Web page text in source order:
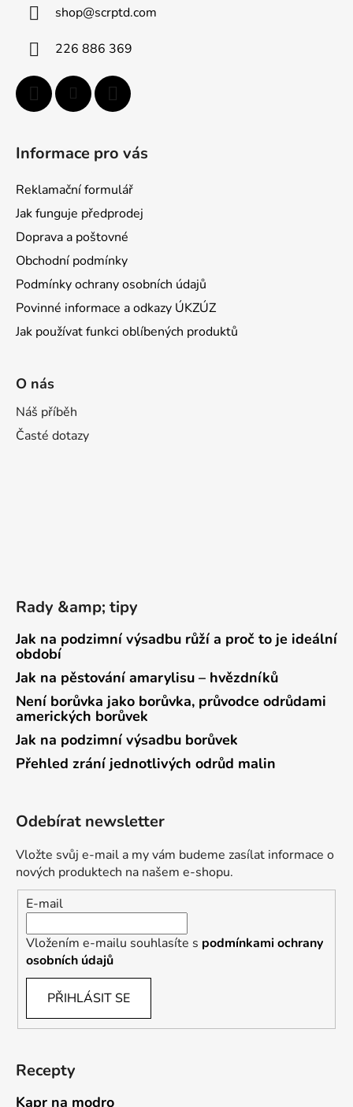
shop@scrptd.com
226 886 369
Informace pro vás
Reklamační formulář
Jak funguje předprodej
Doprava a poštovné
Obchodní podmínky
Podmínky ochrany osobních údajů
Povinné informace a odkazy ÚKZÚZ
Jak používat funkci oblíbených produktů
O nás
Náš příběh
Časté dotazy
Rady &amp; tipy
Jak na podzimní výsadbu růží a proč to je ideální
období
Jak na pěstování amarylisu – hvězdníků
Není borůvka jako borůvka, průvodce odrůdami
amerických borůvek
Jak na podzimní výsadbu borůvek
Přehled zrání jednotlivých odrůd malin
Odebírat newsletter
Vložte svůj e-mail a my vám budeme zasílat informace o
nových produktech na našem e-shopu.
E-mail
Vložením e-mailu souhlasíte s podmínkami ochrany
osobních údajů
PŘIHLÁSIT SE
Recepty
Kapr na modro